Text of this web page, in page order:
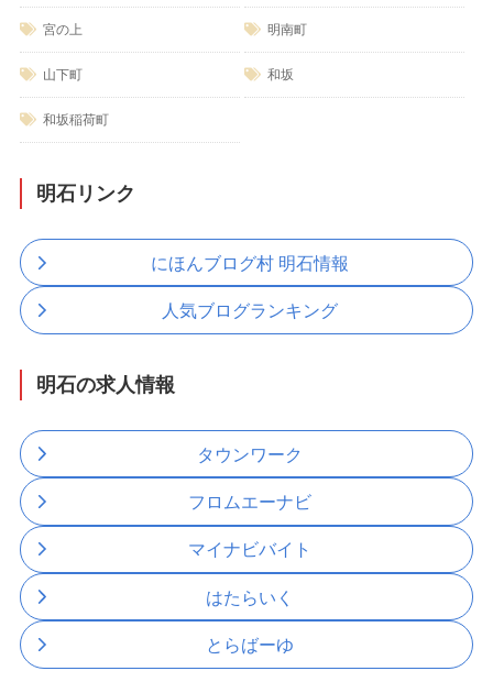
宮の上 明南町
山下町 和坂
和坂稲荷町
明石リンク
にほんブログ村 明石情報
人気ブログランキング
明石の求人情報
タウンワーク
フロムエーナビ
マイナビバイト
はたらいく
とらばーゆ